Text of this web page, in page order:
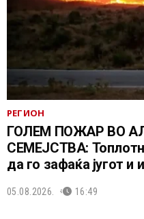
РЕГИОН
ГОЛЕМ ПОЖАР ВО
СЕМЕЈСТВА:
да го зафаќа југот и
05.08.2026. 16:49